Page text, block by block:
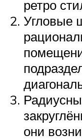
ретро
Угловые
они